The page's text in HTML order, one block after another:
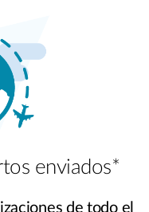
enviados*
de todo el